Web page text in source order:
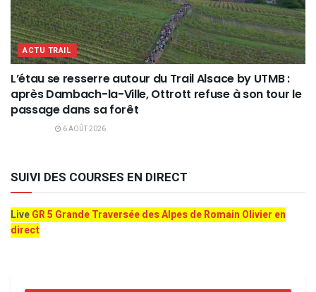
ACTU TRAIL
L’étau se resserre autour du Trail Alsace by UTMB :
après Dambach-la-Ville, Ottrott refuse à son tour le
passage dans sa forêt
6 AOÛT 2026
SUIVI DES COURSES EN DIRECT
LiveGR 5 Grande Traversée des Alpes de Romain Olivier en
direct